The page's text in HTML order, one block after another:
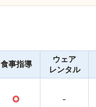
食事指導
ウェア
レンタル
○ -